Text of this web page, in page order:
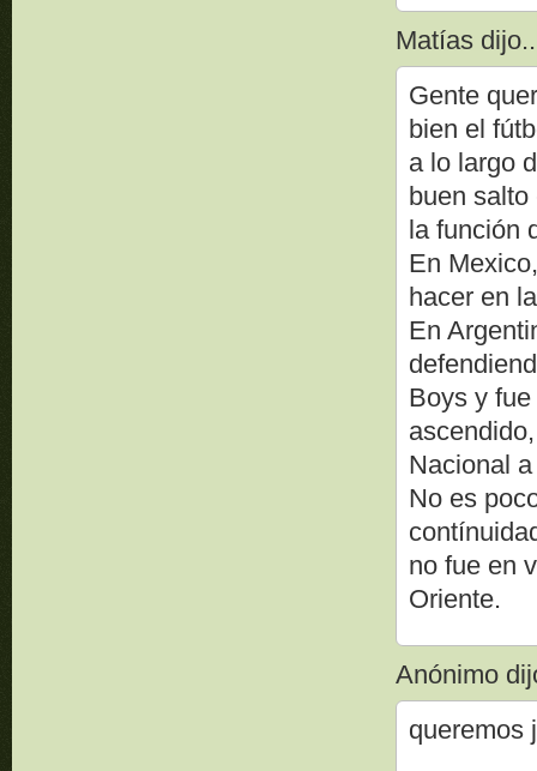
Matías
Gente
bien el
a lo largo
buen
la función
En
hacer en
En
Boys y
Nacional
No es
no fue en
Oriente.
Anónimo
queremos